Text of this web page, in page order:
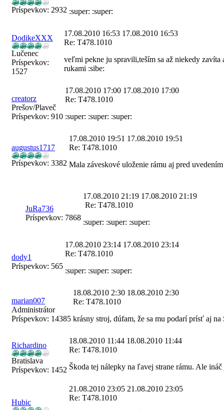
Príspevkov: 2932 :super: :super:
DodikeXXX
Lučenec
Príspevkov:
1527
17.08.2010 16:53 17.08.2010 16:53
Re: T478.1010
veľmi pekne ju spravili,teším sa až niekedy
rukami :sibe:
creatorz
Prešov/Plaveč
Príspevkov: 910
17.08.2010 17:00 17.08.2010 17:00
Re: T478.1010
:super: :super: :super:
augustus1717
Príspevkov: 3382
17.08.2010 19:51 17.08.2010 19:51
Re: T478.1010
Mala záveskové uloženie rámu aj pred
JuRa736
Príspevkov: 7868
17.08.2010 21:19 17.08.2010 21:19
Re: T478.1010
:super: :super: :super:
dody1
Príspevkov: 565
17.08.2010 23:14 17.08.2010 23:14
Re: T478.1010
:super: :super: :super:
marian007
Administrátor
Príspevkov: 14385
18.08.2010 2:30 18.08.2010 2:30
Re: T478.1010
krásny stroj, dúfam, že sa mu podarí prísť aj na
Richardino
Bratislava
Príspevkov: 1452
18.08.2010 11:44 18.08.2010 11:44
Re: T478.1010
Škoda tej nálepky na ľavej strane rámu. Ale
Hubic
21.08.2010 23:05 21.08.2010 23:05
Re: T478.1010